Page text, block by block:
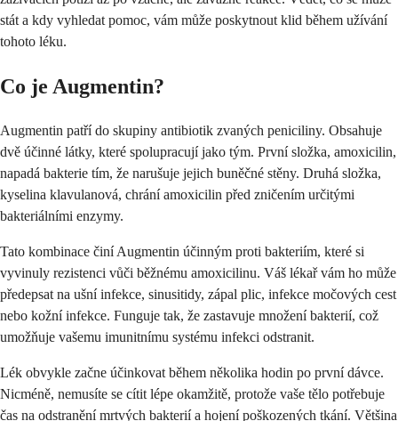
stát a kdy vyhledat pomoc, vám může poskytnout klid během užívání
tohoto léku.
Co je Augmentin?
Augmentin patří do skupiny antibiotik zvaných peniciliny. Obsahuje
dvě účinné látky, které spolupracují jako tým. První složka, amoxicilin,
napadá bakterie tím, že narušuje jejich buněčné stěny. Druhá složka,
kyselina klavulanová, chrání amoxicilin před zničením určitými
bakteriálními enzymy.
Tato kombinace činí Augmentin účinným proti bakteriím, které si
vyvinuly rezistenci vůči běžnému amoxicilinu. Váš lékař vám ho může
předepsat na ušní infekce, sinusitidy, zápal plic, infekce močových cest
nebo kožní infekce. Funguje tak, že zastavuje množení bakterií, což
umožňuje vašemu imunitnímu systému infekci odstranit.
Lék obvykle začne účinkovat během několika hodin po první dávce.
Nicméně, nemusíte se cítit lépe okamžitě, protože vaše tělo potřebuje
čas na odstranění mrtvých bakterií a hojení poškozených tkání. Většina